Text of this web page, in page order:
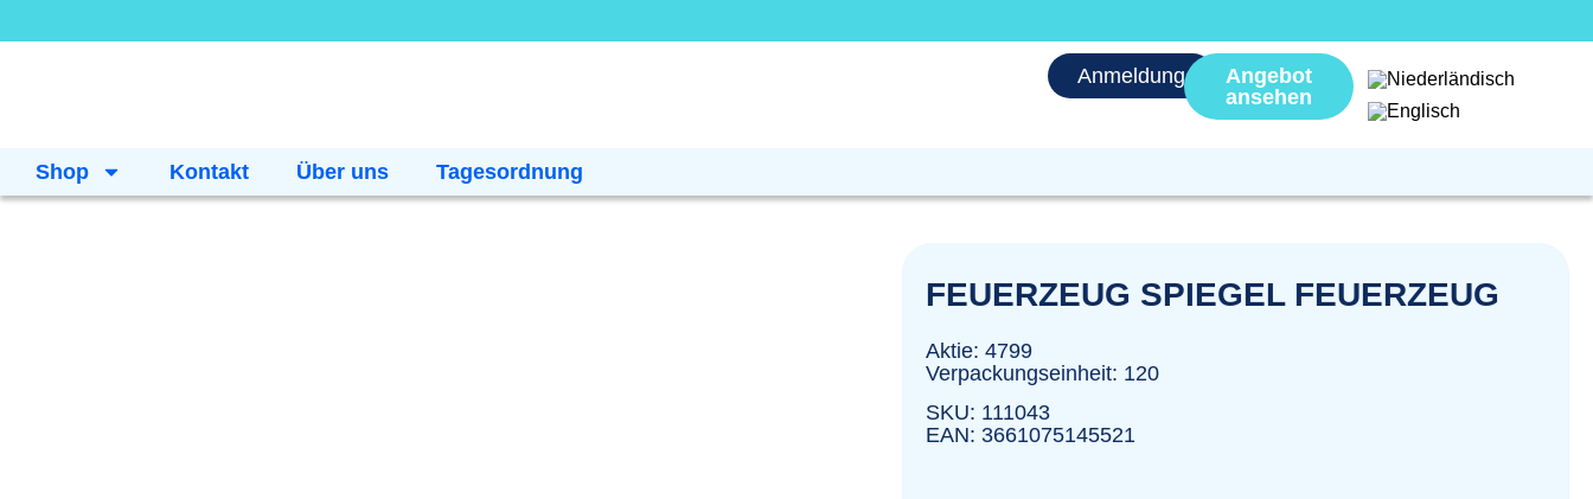
Anmeldung
Angebot
ansehen
Shop Kontakt Über uns Tagesordnung
FEUERZEUG SPIEGEL FEUERZEUG
Aktie: 4799
Verpackungseinheit: 120
SKU: 111043
EAN: 3661075145521